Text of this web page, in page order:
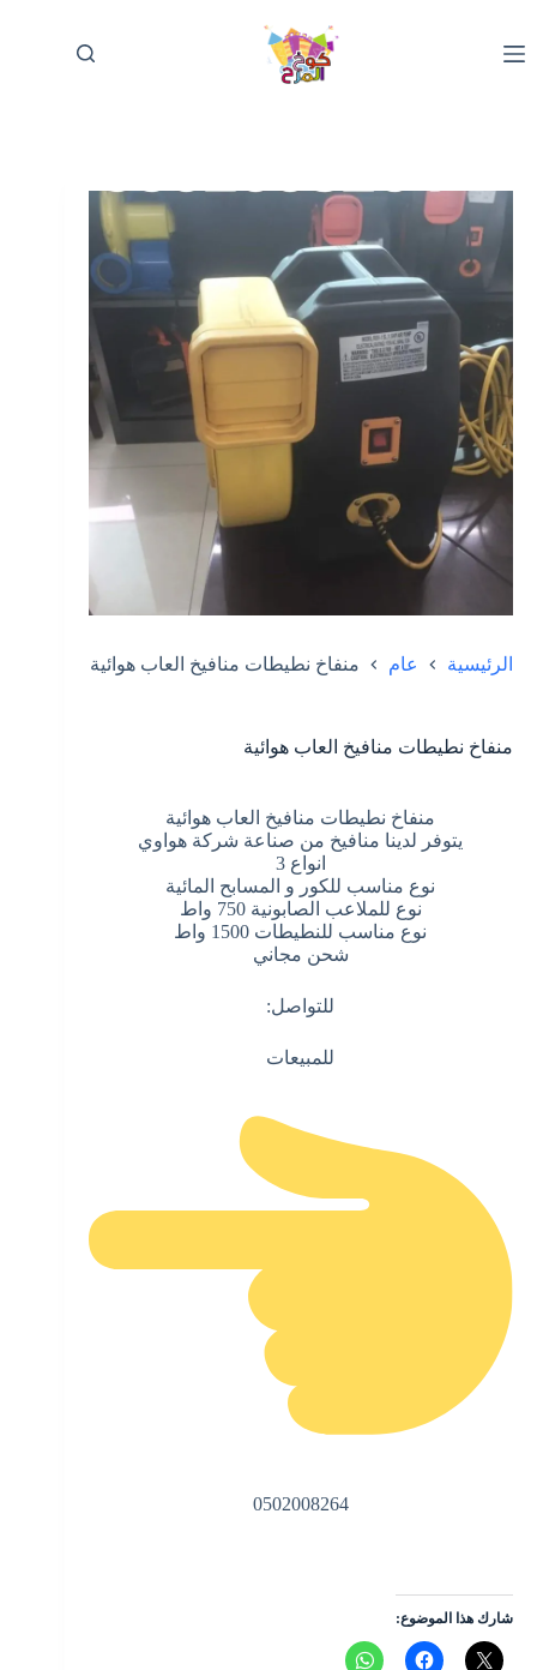
المحتوى
الرئيسية عام منفاخ نطيطات منافيخ العاب هوائية
منفاخ نطيطات منافيخ العاب هوائية
منفاخ نطيطات منافيخ العاب هوائية
يتوفر لدينا منافيخ من صناعة شركة هواوي
انواع 3
نوع مناسب للكور و المسابح المائية
نوع للملاعب الصابونية 750 واط
نوع مناسب للنطيطات 1500 واط
شحن مجاني
للتواصل:
للمبيعات
0502008264
شارك هذا الموضوع: